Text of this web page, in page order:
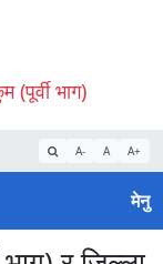
(पूर्वी भाग)
A- A A+
मेनु